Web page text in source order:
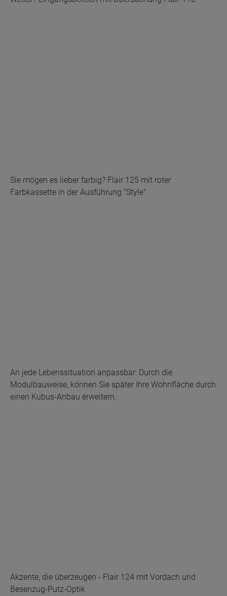
Sie mögen es lieber farbig? Flair 125 mit roter
Farbkassette in der Ausführung "Style"
An jede Lebenssituation anpassbar: Durch die
Modulbauweise, können Sie später Ihre Wohnfläche durch
einen Kubus-Anbau erweitern.
Akzente, die überzeugen - Flair 124 mit Vordach und
Besenzug-Putz-Optik